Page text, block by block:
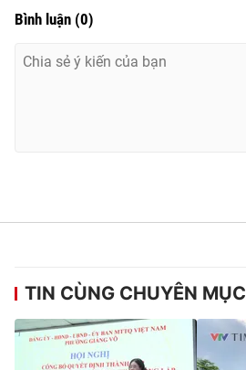
Bình luận (0)
TIN CÙNG CHUYÊN MỤC